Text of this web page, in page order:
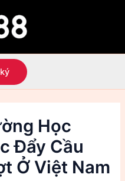
Học
Đẩy Cầu
Ở Việt Nam